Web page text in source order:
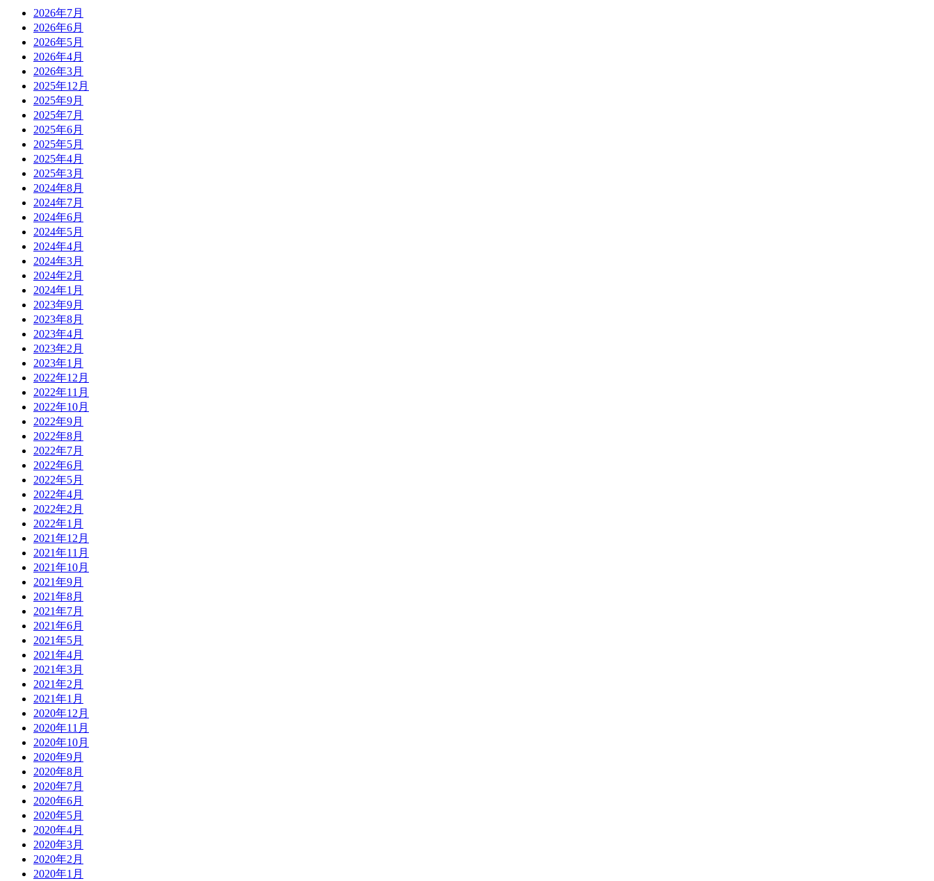
2026年7月
2026年6月
2026年5月
2026年4月
2026年3月
2025年12月
2025年9月
2025年7月
2025年6月
2025年5月
2025年4月
2025年3月
2024年8月
2024年7月
2024年6月
2024年5月
2024年4月
2024年3月
2024年2月
2024年1月
2023年9月
2023年8月
2023年4月
2023年2月
2023年1月
2022年12月
2022年11月
2022年10月
2022年9月
2022年8月
2022年7月
2022年6月
2022年5月
2022年4月
2022年2月
2022年1月
2021年12月
2021年11月
2021年10月
2021年9月
2021年8月
2021年7月
2021年6月
2021年5月
2021年4月
2021年3月
2021年2月
2021年1月
2020年12月
2020年11月
2020年10月
2020年9月
2020年8月
2020年7月
2020年6月
2020年5月
2020年4月
2020年3月
2020年2月
2020年1月